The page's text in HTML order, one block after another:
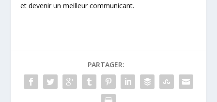
et devenir un meilleur communicant.
PARTAGER: